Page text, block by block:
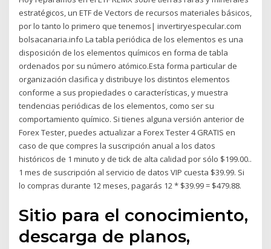
estratégicos, un ETF de Vectors de recursos materiales básicos,
por lo tanto lo primero que tenemos| invertiryespecular.com
bolsacanaria.info La tabla periódica de los elementos es una
disposición de los elementos químicos en forma de tabla
ordenados por su número atómico.Esta forma particular de
organización clasifica y distribuye los distintos elementos
conforme a sus propiedades o características, y muestra
tendencias periódicas de los elementos, como ser su
comportamiento químico. Si tienes alguna versión anterior de
Forex Tester, puedes actualizar a Forex Tester 4 GRATIS en
caso de que compres la suscripción anual a los datos
históricos de 1 minuto y de tick de alta calidad por sólo $199.00..
1 mes de suscripción al servicio de datos VIP cuesta $39.99. Si
lo compras durante 12 meses, pagarás 12 * $39.99 = $479.88.
Sitio para el conocimiento,
descarga de planos,